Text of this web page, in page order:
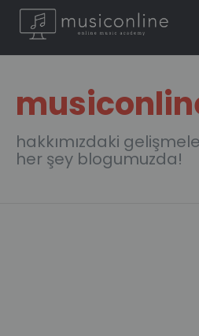
hakkımızdaki
her şey blogumuzda!